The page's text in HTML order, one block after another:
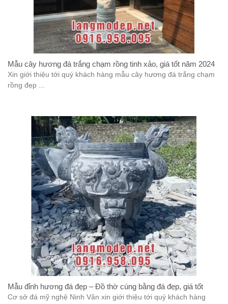
Mẫu cây hương đá trắng chạm rồng tinh xảo, giá tốt năm 2024
Xin giới thiệu tới quý khách hàng mẫu cây hương đá trắng chạm
rồng đẹp ...
Mẫu đỉnh hương đá đẹp – Đồ thờ cúng bằng đá đẹp, giá tốt
Cơ sở đá mỹ nghệ Ninh Vân xin giới thiệu tới quý khách hàng